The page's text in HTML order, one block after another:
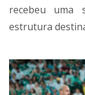
recebeu uma
estrutura